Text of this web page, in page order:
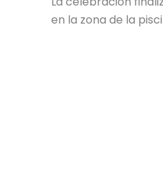
en la zona de la